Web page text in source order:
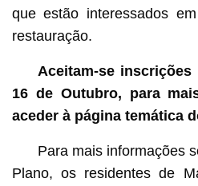
que estão interessados
restauração.
Aceitam-se inscrições
16 de Outubro, para
aceder à página temática
Para mais informações
Plano, os residentes de